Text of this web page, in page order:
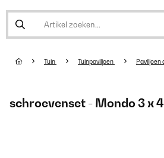
Tuin Tuinpaviljoen Paviljoen
schroevenset - Mondo 3 x 4